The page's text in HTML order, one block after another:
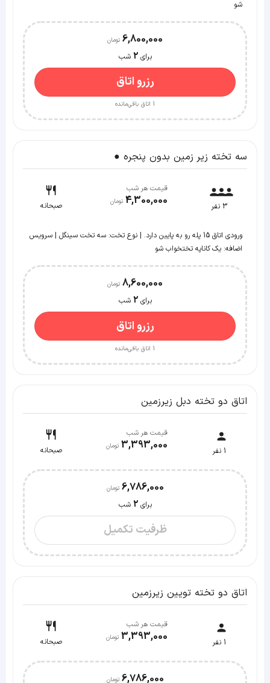
شو
6,800,000
برای2 شب
رزرو اتاق
1 اتاق باقی‌مانده
سه تخته زیر زمین بدون پنجره ●
3 نفر
قیمت هر شب
4,300,000 صبحانه
ورودی اتاق 15 پله رو به پایین دارد. | نوع تخت: سه تخت سینگل | سرویس
اضافه: یک کاناپه تختخواب شو
8,600,000
برای2 شب
رزرو اتاق
1 اتاق باقی‌مانده
اتاق دو تخته دبل زیرزمین
1 نفر
قیمت هر شب
3,393,000 صبحانه
6,786,000
برای2 شب
ظرفیت تکمیل
اتاق دو تخته تویین زیرزمین
1 نفر
قیمت هر شب
3,393,000 صبحانه
6,786,000